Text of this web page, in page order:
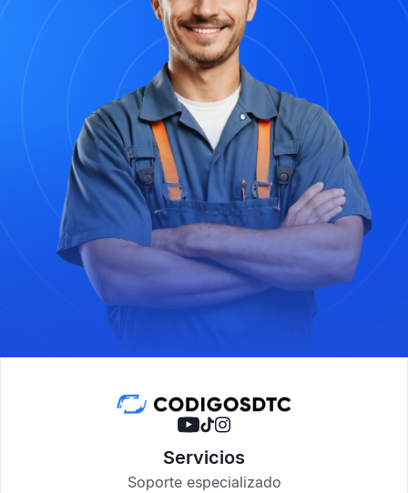
Servicios
Soporte especializado